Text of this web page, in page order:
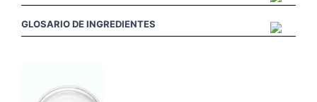
GLOSARIO DE INGREDIENTES